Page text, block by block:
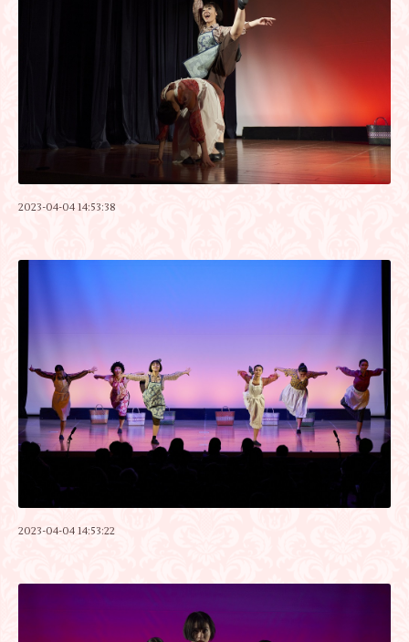
2023-04-04 14:53:38
2023-04-04 14:53:22